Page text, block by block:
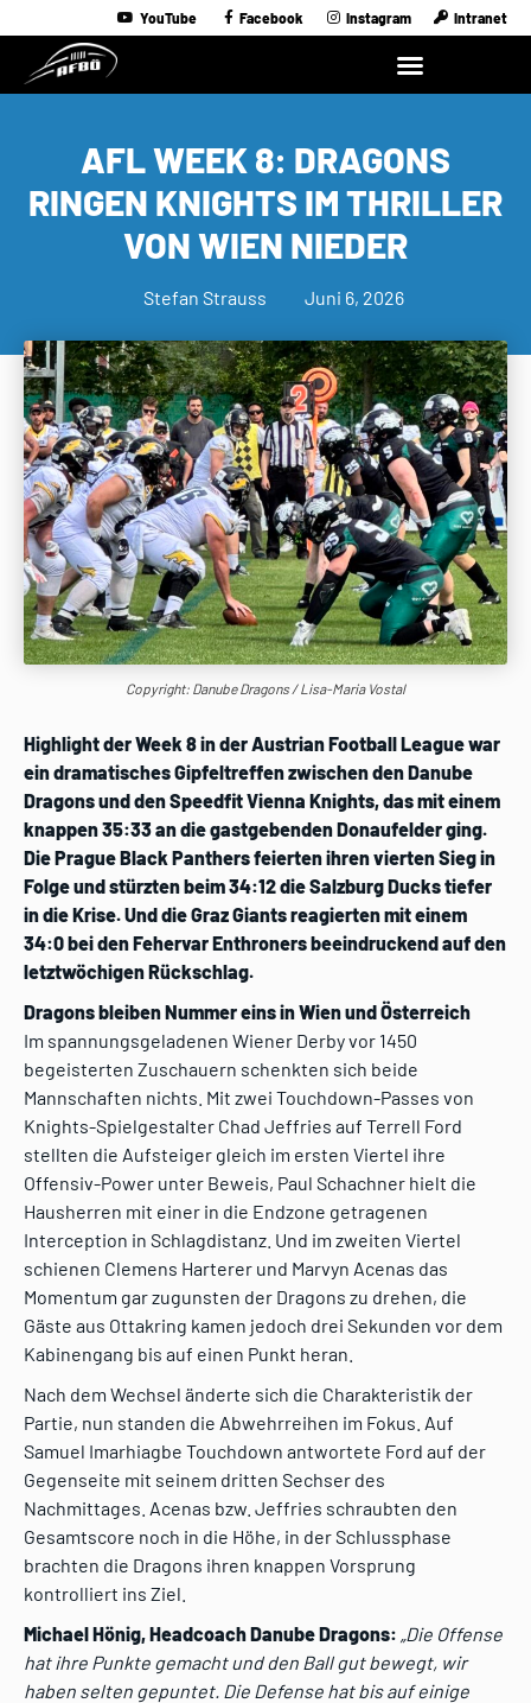
YouTube Facebook Instagram Intranet
AFL WEEK 8: DRAGONS
RINGEN KNIGHTS IM THRILLER
VON WIEN NIEDER
Stefan Strauss Juni 6, 2026
Copyright: Danube Dragons / Lisa-Maria Vostal
Highlight der Week 8 in der Austrian Football League war
ein dramatisches Gipfeltreffen zwischen den Danube
Dragons und den Speedfit Vienna Knights, das mit einem
knappen 35:33 an die gastgebenden Donaufelder ging.
Die Prague Black Panthers feierten ihren vierten Sieg in
Folge und stürzten beim 34:12 die Salzburg Ducks tiefer
in die Krise. Und die Graz Giants reagierten mit einem
34:0 bei den Fehervar Enthroners beeindruckend auf den
letztwöchigen Rückschlag.
Dragons bleiben Nummer eins in Wien und Österreich
Im spannungsgeladenen Wiener Derby vor 1450
begeisterten Zuschauern schenkten sich beide
Mannschaften nichts. Mit zwei Touchdown-Passes von
Knights-Spielgestalter Chad Jeffries auf Terrell Ford
stellten die Aufsteiger gleich im ersten Viertel ihre
Offensiv-Power unter Beweis, Paul Schachner hielt die
Hausherren mit einer in die Endzone getragenen
Interception in Schlagdistanz. Und im zweiten Viertel
schienen Clemens Harterer und Marvyn Acenas das
Momentum gar zugunsten der Dragons zu drehen, die
Gäste aus Ottakring kamen jedoch drei Sekunden vor dem
Kabinengang bis auf einen Punkt heran.
Nach dem Wechsel änderte sich die Charakteristik der
Partie, nun standen die Abwehrreihen im Fokus. Auf
Samuel Imarhiagbe Touchdown antwortete Ford auf der
Gegenseite mit seinem dritten Sechser des
Nachmittages. Acenas bzw. Jeffries schraubten den
Gesamtscore noch in die Höhe, in der Schlussphase
brachten die Dragons ihren knappen Vorsprung
kontrolliert ins Ziel.
Michael Hönig, Headcoach Danube Dragons: „Die Offense
hat ihre Punkte gemacht und den Ball gut bewegt, wir
haben selten gepuntet. Die Defense hat bis auf einige